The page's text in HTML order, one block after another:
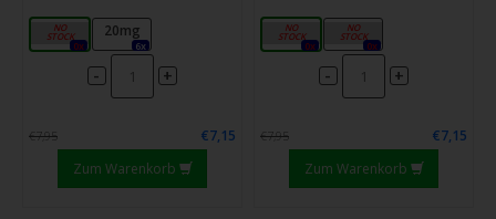
10mg
0x
20mg
6x
- +
€7,95
€7,15
Zum Warenkorb
10mg
0x
20mg
0x
- +
€7,95
€7,15
Zum Warenkorb